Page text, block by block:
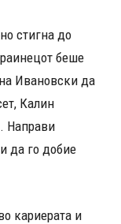
стигна до
беше
Ивановски да
Калин
Направи
да го добие
кариерата и